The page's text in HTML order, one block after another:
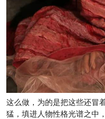
这么做，为的是把这些还冒
猛，填进人物性格光谱之中